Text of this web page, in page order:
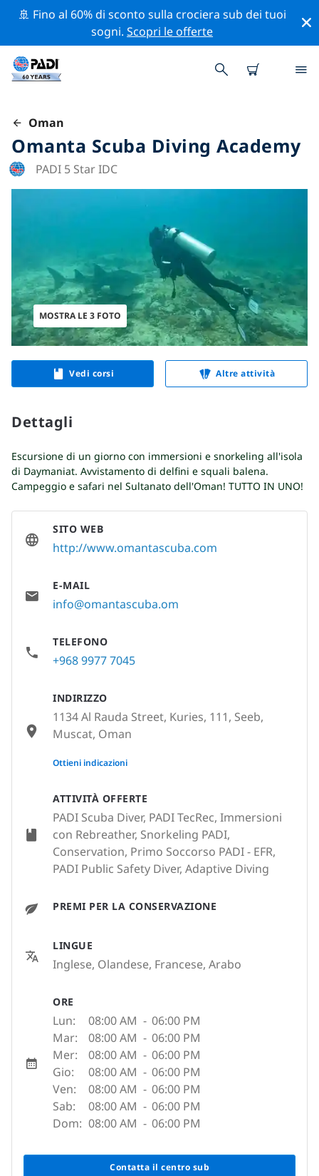
🚢 Fino al 60% di sconto sulla crociera sub dei tuoi
sogni.Scopri le offerte
Oman
Omanta Scuba Diving Academy
PADI 5 Star IDC
MOSTRA LE 3 FOTO
Vedi corsi Altre attività
Dettagli
Escursione di un giorno con immersioni e snorkeling all'isola
di Daymaniat. Avvistamento di delfini e squali balena.
Campeggio e safari nel Sultanato dell'Oman! TUTTO IN UNO!
ATTIVITÀ OFFERTE
PADI Scuba Diver, PADI TecRec, Immersioni
con Rebreather, Snorkeling PADI,
Conservation, Primo Soccorso PADI - EFR,
PADI Public Safety Diver, Adaptive Diving
PREMI PER LA CONSERVAZIONE
LINGUE
Inglese, Olandese, Francese, Arabo
ORE
Lun: 08:00 AM - 06:00 PM
Mar:
08:00 AM - 06:00 PM
Mer:
08:00 AM - 06:00 PM
Gio:
08:00 AM - 06:00 PM
Ven:
08:00 AM - 06:00 PM
Sab:
08:00 AM - 06:00 PM
Dom: 08:00 AM - 06:00 PM
Contatta il centro sub
SITO WEB
http://www.omantascuba.com
E-MAIL
info@omantascuba.om
TELEFONO
+968 9977 7045
INDIRIZZO
1134 Al Rauda Street, Kuries, 111, Seeb,
Muscat, Oman
None
Ottieni indicazioni